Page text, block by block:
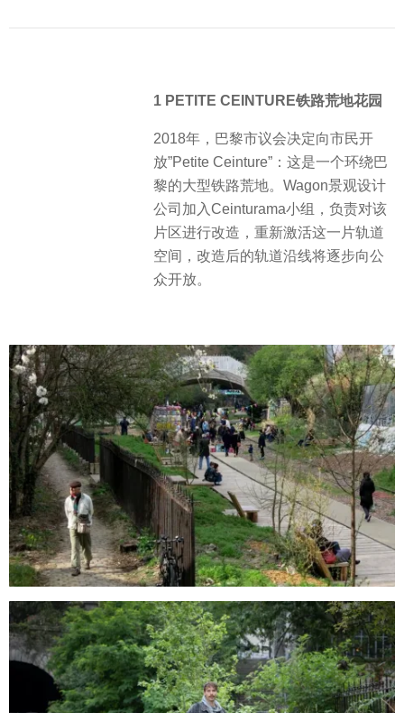
1 PETITE CEINTURE铁路荒地花园
2018年，巴黎市议会决定向市民开
放”Petite Ceinture”：这是一个环绕巴
黎的大型铁路荒地。Wagon景观设计
公司加入Ceinturama小组，负责对该
片区进行改造，重新激活这一片轨道
空间，改造后的轨道沿线将逐步向公
众开放。